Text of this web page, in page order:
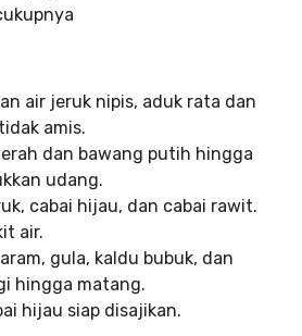
air jeruk nipis, aduk rata dan
amis.
dan bawang putih hingga
udang.
cabai hijau, dan cabai rawit.
air.
gula, kaldu bubuk, dan
hingga matang.
hijau siap disajikan.